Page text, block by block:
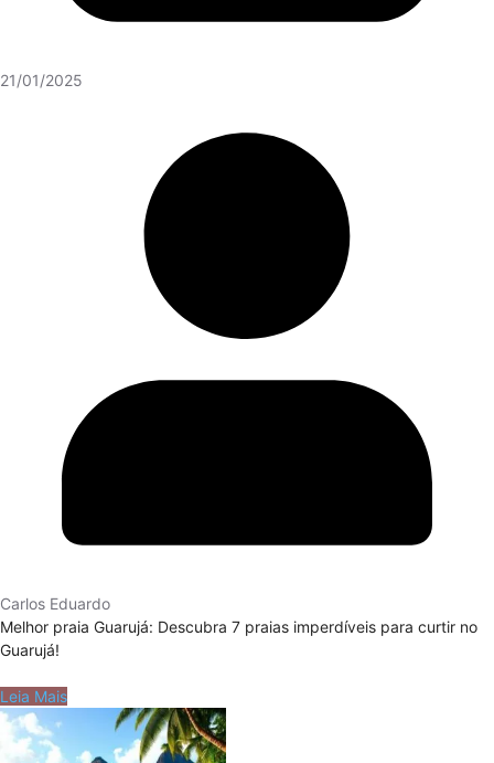
21/01/2025
Carlos Eduardo
Melhor praia Guarujá: Descubra 7 praias imperdíveis para curtir no
Guarujá!
Leia Mais